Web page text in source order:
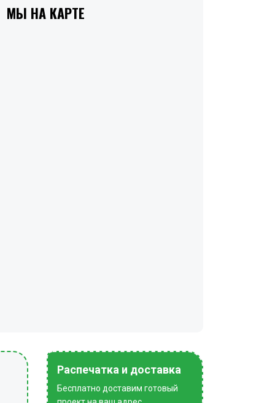
МЫ НА КАРТЕ
Распечатка и доставка
Бесплатно доставим готовый